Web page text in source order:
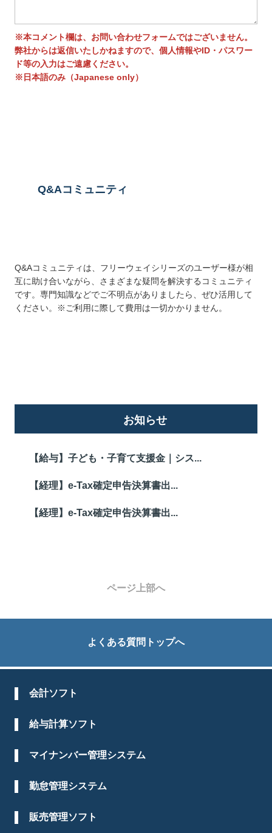
※本コメント欄は、お問い合わせフォームではございません。
弊社からは返信いたしかねますので、個人情報やID・パスワー
ド等の入力はご遠慮ください。
※日本語のみ（Japanese only）
Q&Aコミュニティ
Q&Aコミュニティは、フリーウェイシリーズのユーザー様が相
互に助け合いながら、さまざまな疑問を解決するコミュニティ
です。専門知識などでご不明点がありましたら、ぜひ活用して
ください。※ご利用に際して費用は一切かかりません。
お知らせ
【給与】子ども・子育て支援金｜シス...
【経理】e-Tax確定申告決算書出...
【経理】e-Tax確定申告決算書出...
ページ上部へ
よくある質問トップへ
会計ソフト
給与計算ソフト
マイナンバー管理システム
勤怠管理システム
販売管理ソフト